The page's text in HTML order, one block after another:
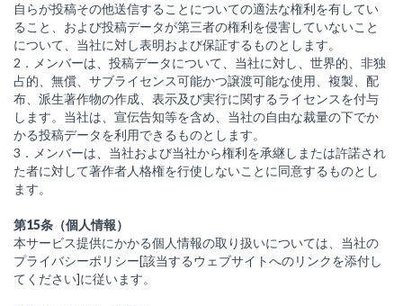
自らが投稿その他送信することについての適法な権利を有してい
ること、および投稿データが第三者の権利を侵害していないこと
について、当社に対し表明および保証するものとします。
2．メンバーは、投稿データについて、当社に対し、世界的、非独
占的、無償、サブライセンス可能かつ譲渡可能な使用、複製、配
布、派生著作物の作成、表示及び実行に関するライセンスを付与
します。当社は、宣伝告知等を含め、当社の自由な裁量の下でか
かる投稿データを利用できるものとします。
3．メンバーは、当社および当社から権利を承継しまたは許諾され
た者に対して著作者人格権を行使しないことに同意するものとし
ます。
第15条（個人情報）
本サービス提供にかかる個人情報の取り扱いについては、当社の
プライバシーポリシー[該当するウェブサイトへのリンクを添付し
てください]に従います。